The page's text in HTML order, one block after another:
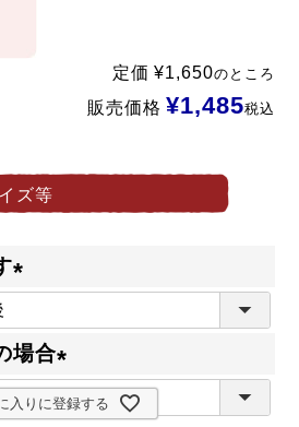
定価 ¥1,650のところ
販売価格 ¥1,485税込
ズ等
必
)
場合
(
入りに登録する